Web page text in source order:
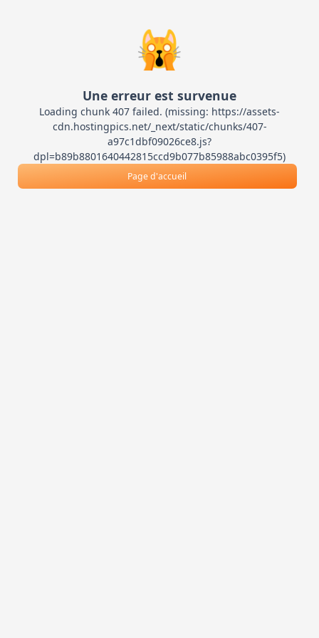
🙀
Une erreur est survenue
Loading chunk 407 failed. (missing: https://assets-
cdn.hostingpics.net/_next/static/chunks/407-
a97c1dbf09026ce8.js?
dpl=b89b8801640442815ccd9b077b85988abc0395f5)
Page d'accueil